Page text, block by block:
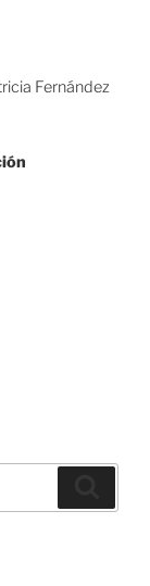
Fernández